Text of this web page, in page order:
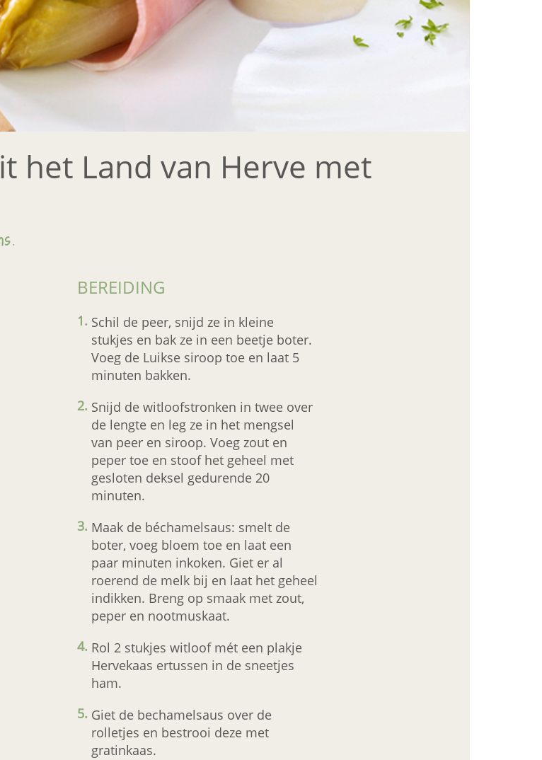
het Land van Herve met
BEREIDING
Schil de peer, snijd ze in kleine
stukjes en bak ze in een beetje boter.
Voeg de Luikse siroop toe en laat 5
minuten bakken.
Snijd de witloofstronken in twee over
de lengte en leg ze in het mengsel
van peer en siroop. Voeg zout en
peper toe en stoof het geheel met
gesloten deksel gedurende 20
minuten.
Maak de béchamelsaus: smelt de
boter, voeg bloem toe en laat een
paar minuten inkoken. Giet er al
roerend de melk bij en laat het geheel
indikken. Breng op smaak met zout,
peper en nootmuskaat.
Rol 2 stukjes witloof mét een plakje
Hervekaas ertussen in de sneetjes
ham.
Giet de bechamelsaus over de
rolletjes en bestrooi deze met
gratinkaas.